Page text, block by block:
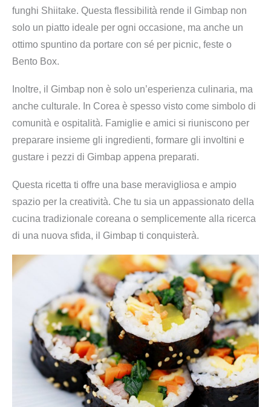
s
e
l
b
e
n
q
u
t
à
funghi Shiitake. Questa flessibilità rende il Gimbap non
solo un piatto ideale per ogni occasione, ma anche un
ottimo spuntino da portare con sé per picnic, feste o
Bento Box.
Inoltre, il Gimbap non è solo un’esperienza culinaria, ma
anche culturale. In Corea è spesso visto come simbolo di
comunità e ospitalità. Famiglie e amici si riuniscono per
preparare insieme gli ingredienti, formare gli involtini e
gustare i pezzi di Gimbap appena preparati.
Questa ricetta ti offre una base meravigliosa e ampio
spazio per la creatività. Che tu sia un appassionato della
cucina tradizionale coreana o semplicemente alla ricerca
di una nuova sfida, il Gimbap ti conquisterà.